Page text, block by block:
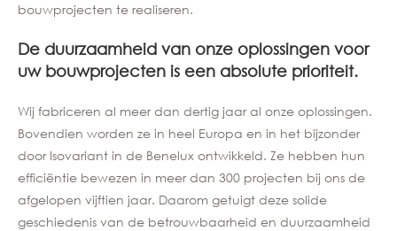
bouwprojecten te realiseren.
De duurzaamheid van onze oplossingen voor
uw bouwprojecten is een absolute prioriteit.
Wij fabriceren al meer dan dertig jaar al onze oplossingen.
Bovendien worden ze in heel Europa en in het bijzonder
door Isovariant in de Benelux ontwikkeld. Ze hebben hun
efficiëntie bewezen in meer dan 300 projecten bij ons de
afgelopen vijftien jaar. Daarom getuigt deze solide
geschiedenis van de betrouwbaarheid en duurzaamheid